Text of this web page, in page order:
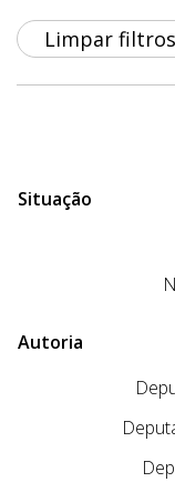
Limpar filtros
Situação
Autoria